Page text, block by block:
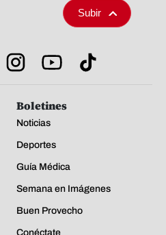
Subir
Boletines
Noticias
Deportes
Guía Médica
Semana en Imágenes
Buen Provecho
Conéctate